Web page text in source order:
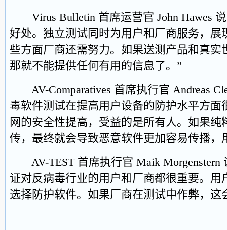
Virus Bulletin 首席运营官 John Hawes
好处。独立测试同时为用户和厂商服务，展
些方面厂商还需努力。如果送测产品和真实
那就不能提供任何有用的信息了。”
AV-Comparatives 首席执行官 Andreas
毒软件测试在提高用户设备的防护水平方面
网的安全性提高，受益的是所有人。如果
传，最终就会导致恶意软件更加容易传播，
AV-TEST 首席执行官 Maik Morgenstern
证对反病毒行业的用户和厂商都很重要。用
选择防护软件。如果厂商在测试中作弊，这